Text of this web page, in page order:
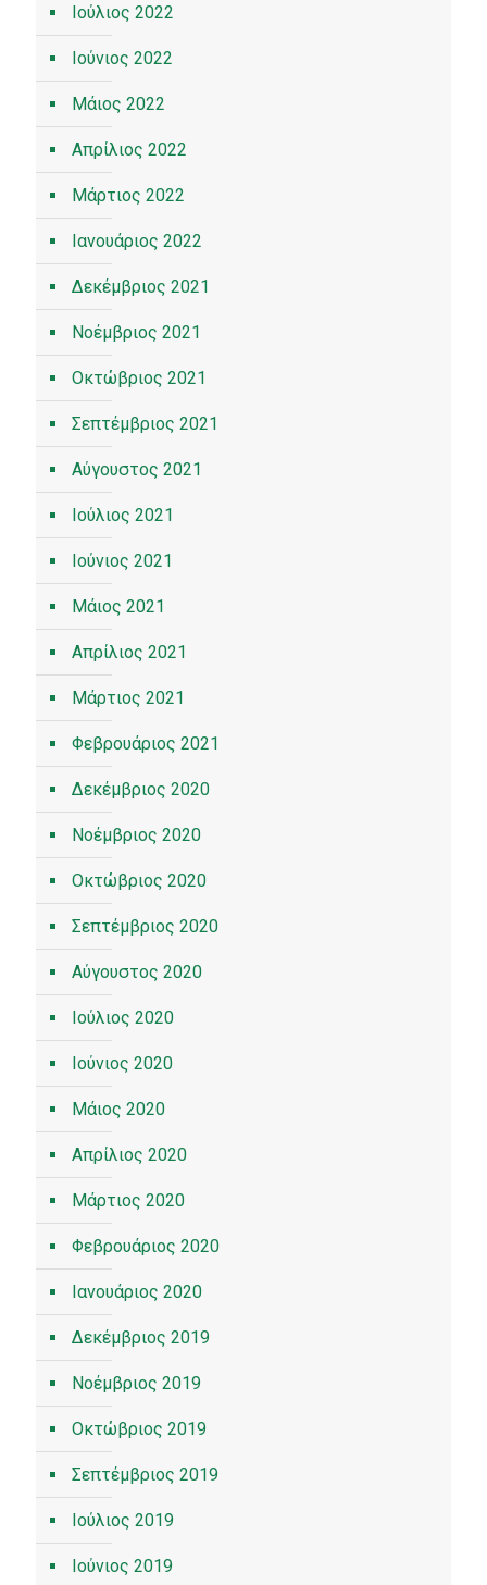
Ιούλιος 2022
Ιούνιος 2022
Μάιος 2022
Απρίλιος 2022
Μάρτιος 2022
Ιανουάριος 2022
Δεκέμβριος 2021
Νοέμβριος 2021
Οκτώβριος 2021
Σεπτέμβριος 2021
Αύγουστος 2021
Ιούλιος 2021
Ιούνιος 2021
Μάιος 2021
Απρίλιος 2021
Μάρτιος 2021
Φεβρουάριος 2021
Δεκέμβριος 2020
Νοέμβριος 2020
Οκτώβριος 2020
Σεπτέμβριος 2020
Αύγουστος 2020
Ιούλιος 2020
Ιούνιος 2020
Μάιος 2020
Απρίλιος 2020
Μάρτιος 2020
Φεβρουάριος 2020
Ιανουάριος 2020
Δεκέμβριος 2019
Νοέμβριος 2019
Οκτώβριος 2019
Σεπτέμβριος 2019
Ιούλιος 2019
Ιούνιος 2019